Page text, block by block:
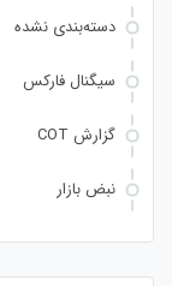
دسته‌بندی نشده
سیگنال فارکس
گزارش COT
نبض بازار